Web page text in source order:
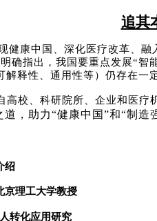
追其
健康中国、深化医疗改革、
确指出，我国要重点发展“
释性、通用性等）仍存在一
高校、科研院所、企业和医
道，助力“健康中国”和“制造
绍
京理工大学教授
转化应用研究